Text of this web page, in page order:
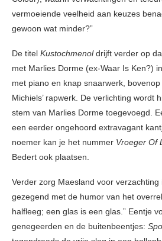
vermoeiende veelheid aan keuzes
gewoon wat minder?”
De titel Kustochmenoldrijft verder op
met Marlies Dorme (ex-Waar Is Ken?)
met piano en knap snaarwerk,
Michiels’ rapwerk. De verlichting wordt
stem van Marlies Dorme toegevoegd.
een eerder ongehoord extravagant
noemer kan je het nummer Vroeger Of
Bedert ook plaatsen.
Verder zorg Maesland voor verzachting
gezegend met de humor van het
halfleeg; een glas is een glas.” Eentje
genegeerden en de buitenbeentjes: